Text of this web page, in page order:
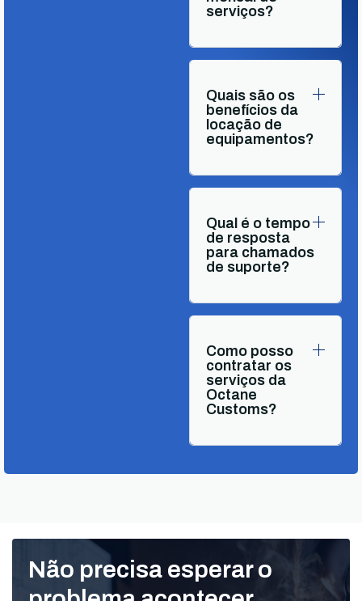
serviços?
Quais são os
benefícios da
locação de
equipamentos?
Qual é o tempo
de resposta
para chamados
de suporte?
Como posso
contratar os
serviços da
Octane
Customs?
Não precisa esperar o